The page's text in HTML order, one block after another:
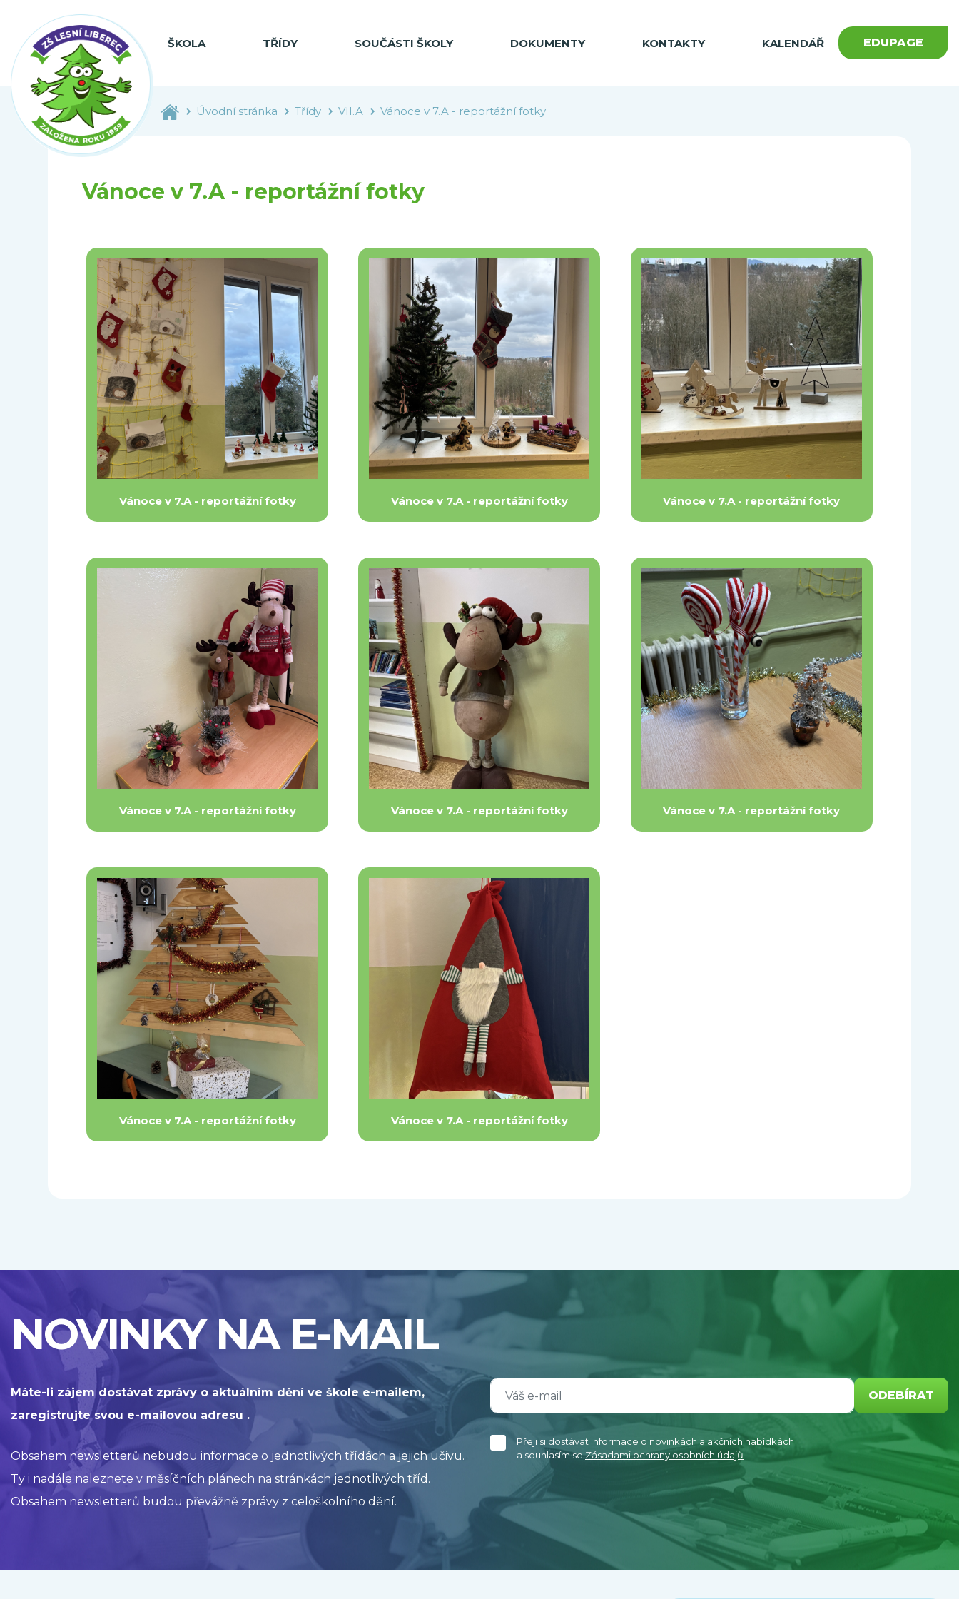
ŠKOLA TŘÍDY SOUČÁSTI ŠKOLY DOKUMENTY KONTAKTY KALENDÁŘ EDUPAGE
Úvodní stránka Třídy VII.A Vánoce v 7.A - reportážní fotky
Vánoce v 7.A - reportážní fotky
Vánoce v 7.A - reportážní fotky Vánoce v 7.A - reportážní fotky Vánoce v 7.A - reportážní fotky
Vánoce v 7.A - reportážní fotky Vánoce v 7.A - reportážní fotky Vánoce v 7.A - reportážní fotky
Vánoce v 7.A - reportážní fotky Vánoce v 7.A - reportážní fotky
NOVINKY NA E-MAIL
Máte-li zájem dostávat zprávy o aktuálním dění ve škole e-mailem,
zaregistrujte svou e-mailovou adresu .
Obsahem newsletterů nebudou informace o jednotlivých třídách a jejich učivu.
Ty i nadále naleznete v měsíčních plánech na stránkách jednotlivých tříd.
Obsahem newsletterů budou převážně zprávy z celoškolního dění.
ODEBÍRAT
Přeji si dostávat informace o novinkách a akčních nabídkách
a souhlasím seZásadami ochrany osobních údajů